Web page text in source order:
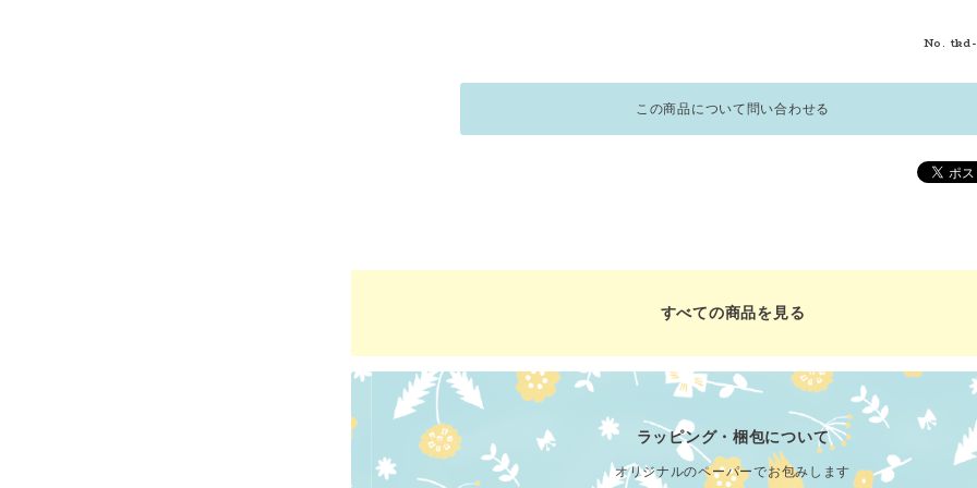
No.
この商品について問い合わせる
すべての商品を見る
ラッピング・梱包について
オリジナルのペーパーでお包みします